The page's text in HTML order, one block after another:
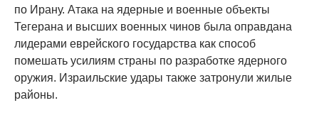
по Ирану. Атака на ядерные и военные объекты
Тегерана и высших военных чинов была оправдана
лидерами еврейского государства как способ
помешать усилиям страны по разработке ядерного
оружия. Израильские удары также затронули жилые
районы.